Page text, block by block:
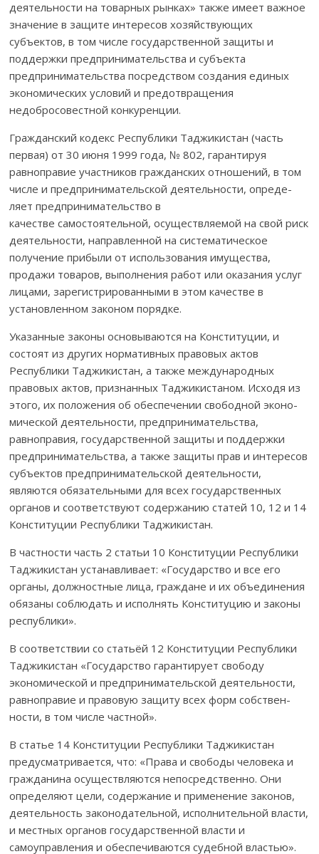
деятельности на товар­ных рынках» также имеет важное
значение в защите интересов хозяйствующих
субъектов, в том числе государственной защиты и
поддержки предпринимательства и субъекта
предпринимательства пос­ред­ством создания единых
экономических условий и предотвращения
недобросовестной конкуренции.
Гражданский кодекс Республики Таджикистан (часть
первая) от 30 июня 1999 года, № 802, гарантируя
равноправие участников гражданских отношений, в том
числе и предпринимательской деятельности, опреде­
ляет предпри­ни­мательство в
качестве самостоятельной, осуществляемой на свой риск
деятельности, направленной на систематическое
получение прибыли от использования имущества,
продажи товаров, выполнения работ или оказания услуг
лицами, зарегистрированными в этом качестве в
установленном законом порядке.
Указанные законы основываются на Конституции, и
состоят из других норма­тив­ных правовых актов
Республики Таджикистан, а также международных
правовых актов, признанных Таджикистаном. Исходя из
этого, их положения об обеспечении свободной эконо­
мичес­кой деятель­ности, предпринимательства,
равноправия, государст­вен­ной защиты и поддержки
предпринимательства, а также защиты прав и инте­ресов
субъектов предпринимательской деятельности,
являются обязательными для всех государственных
органов и соответствуют содержанию статей 10, 12 и 14
Конституции Республики Таджикистан.
В частности часть 2 статьи 10 Конституции Республики
Таджикис­тан устанавливает: «Государство и все его
органы, должностные лица, граждане и их объединения
обязаны соблюдать и исполнять Консти­туцию и законы
республики».
В соответствии со статьёй 12 Конституции Республики
Таджикис­тан «Государство гарантирует свободу
экономической и предпринима­тель­ской деятельности,
равноправие и правовую защиту всех форм собствен­
ности, в том числе частной».
В статье 14 Конституции Республики Таджикистан
предусматри­вается, что: «Права и свободы человека и
гражданина осуществляются непосредственно. Они
определяют цели, содержание и применение законов,
деятельность законодательной, исполнительной власти,
и местных органов государственной власти и
самоуправления и обеспечи­ваются судебной властью».